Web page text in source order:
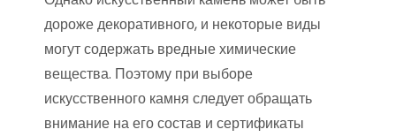
дороже декоративного, и некоторые виды
могут содержать вредные химические
вещества. Поэтому при выборе
искусственного камня следует обращать
внимание на его состав и сертификаты